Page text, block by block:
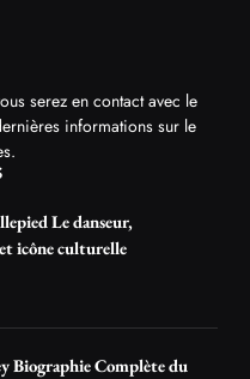
serez en contact avec le
informations sur le
Le danseur,
icône culturelle
Biographie Complète du